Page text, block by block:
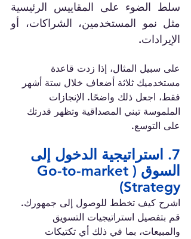
الإيرادات.
على سبيل المثال، إذا زدت قاعدة
مستخدميك ثلاثة أضعاف خلال ستة أشهر
فقط، اجعل ذلك واضحًا. الإنجازات
الملموسة تبني المصداقية وتظهر قدرتك
على التوسع.
7. استراتيجية الدخول إلى
السوق (Go-to-market
Strategy)
اشرح كيف تخطط للوصول إلى جمهورك.
قم بتفصيل استراتيجيات التسويق
والمبيعات، بما في ذلك أي تكتيكات